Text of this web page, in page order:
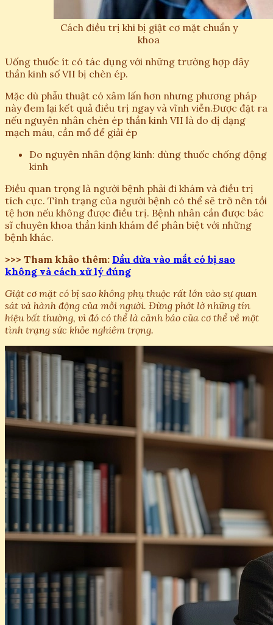
Cách điều trị khi bị giật cơ mặt chuẩn y
khoa
Uống thuốc ít có tác dụng với những trường hợp dây
thần kinh số VII bị chèn ép.
Mặc dù phẫu thuật có xâm lấn hơn nhưng phương pháp
này đem lại kết quả điều trị ngay và vĩnh viễn.Được đặt ra
nếu nguyên nhân chèn ép thần kinh VII là do dị dạng
mạch máu, cần mổ để giải ép
Do nguyên nhân động kinh: dùng thuốc chống động
kinh
Điều quan trọng là người bệnh phải đi khám và điều trị
tích cực. Tình trạng của người bệnh có thể sẽ trở nên tồi
tệ hơn nếu không được điều trị. Bệnh nhân cần được bác
sĩ chuyên khoa thần kinh khám để phân biệt với những
bệnh khác.
>>> Tham khảo thêm: Dầu dừa vào mắt có bị sao
không và cách xử lý đúng
Giật cơ mặt có bị sao không phụ thuộc rất lớn vào sự quan
sát và hành động của mỗi người. Đừng phớt lờ những tín
hiệu bất thường, vì đó có thể là cảnh báo của cơ thể về một
tình trạng sức khỏe nghiêm trọng.